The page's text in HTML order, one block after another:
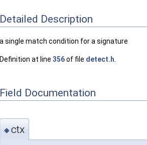
Detailed Description
a single match condition for a signature
Definition at line 356of file detect.h
Field Documentation
◆ctx